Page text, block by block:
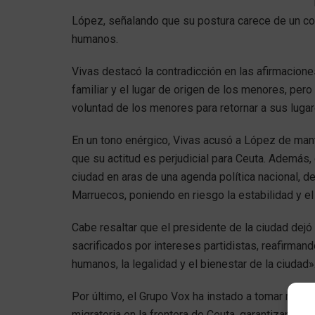
López, señalando que su postura carece de un
humanos.
Vivas destacó la contradicción en las
familiar y el lugar de origen de los menores,
voluntad de los menores para retornar a sus
En un tono enérgico, Vivas acusó a López de
que su actitud es perjudicial para Ceuta.
ciudad en aras de una agenda política nacional,
Marruecos, poniendo en riesgo la estabilidad y
Cabe resaltar que el presidente de la ciudad
sacrificados por intereses partidistas,
humanos, la legalidad y el bienestar de la ciudad».
Por último, el Grupo Vox ha instado a tomar